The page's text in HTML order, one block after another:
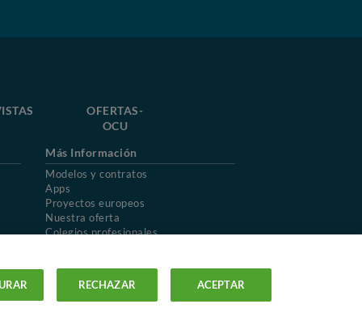
OFERTAS-
OCU
Más Información
Modelos y contratos
Apps
Proyectos europeos
Nuestra oferta
Colegios profesionales
RECHAZAR ACEPTAR